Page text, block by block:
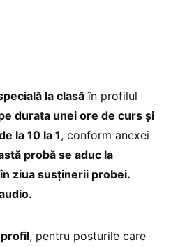
la clasă în profilul
durata unei ore de curs şi
la 10 la 1, conform anexei
probă se aduc la
ziua susţinerii probei.
, pentru posturile care